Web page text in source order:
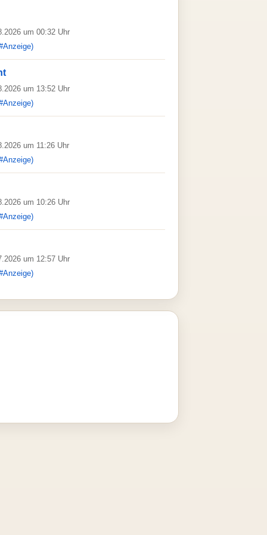
um 00:32 Uhr
um 13:52 Uhr
um 11:26 Uhr
um 10:26 Uhr
um 12:57 Uhr